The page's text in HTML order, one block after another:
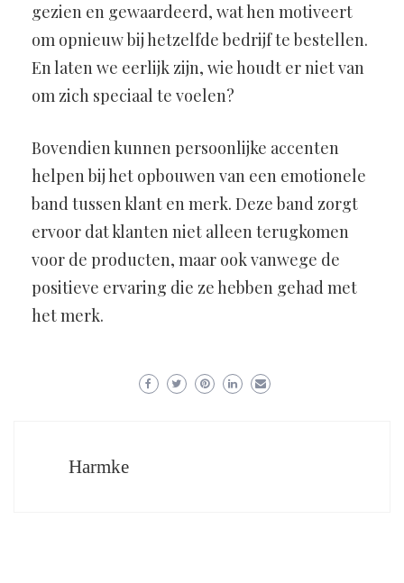
gezien en gewaardeerd, wat hen motiveert
om opnieuw bij hetzelfde bedrijf te bestellen.
En laten we eerlijk zijn, wie houdt er niet van
om zich speciaal te voelen?
Bovendien kunnen persoonlijke accenten
helpen bij het opbouwen van een emotionele
band tussen klant en merk. Deze band zorgt
ervoor dat klanten niet alleen terugkomen
voor de producten, maar ook vanwege de
positieve ervaring die ze hebben gehad met
het merk.
Harmke